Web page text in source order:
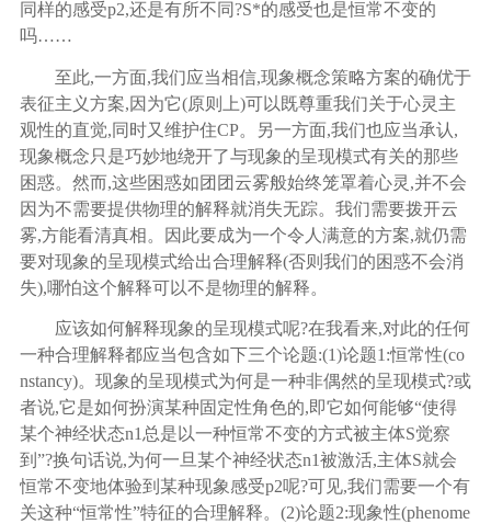
同样的感受p2,还是有所不同?S*的感受也是恒常不变的
吗……
至此,一方面,我们应当相信,现象概念策略方案的确优于
表征主义方案,因为它(原则上)可以既尊重我们关于心灵主
观性的直觉,同时又维护住CP。另一方面,我们也应当承认,
现象概念只是巧妙地绕开了与现象的呈现模式有关的那些
困惑。然而,这些困惑如团团云雾般始终笼罩着心灵,并不会
因为不需要提供物理的解释就消失无踪。我们需要拨开云
雾,方能看清真相。因此要成为一个令人满意的方案,就仍需
要对现象的呈现模式给出合理解释(否则我们的困惑不会消
失),哪怕这个解释可以不是物理的解释。
应该如何解释现象的呈现模式呢?在我看来,对此的任何
一种合理解释都应当包含如下三个论题:(1)论题1:恒常性(co
nstancy)。现象的呈现模式为何是一种非偶然的呈现模式?或
者说,它是如何扮演某种固定性角色的,即它如何能够“使得
某个神经状态n1总是以一种恒常不变的方式被主体S觉察
到”?换句话说,为何一旦某个神经状态n1被激活,主体S就会
恒常不变地体验到某种现象感受p2呢?可见,我们需要一个有
关这种“恒常性”特征的合理解释。(2)论题2:现象性(phenome